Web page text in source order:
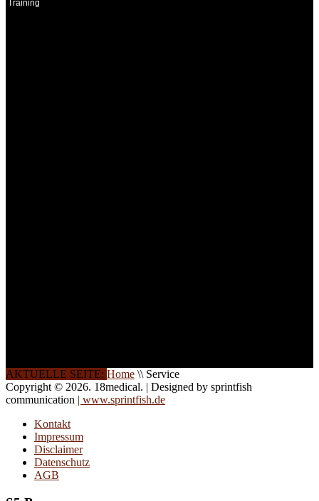
Training
AKTUELLE SEITE: Home \\ Service
Copyright © 2026. 18medical. | Designed by sprintfish
communication | www.sprintfish.de
Kontakt
Impressum
Disclaimer
Datenschutz
AGB